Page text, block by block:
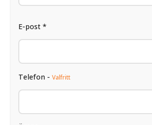
E-post *
Telefon - Valfritt